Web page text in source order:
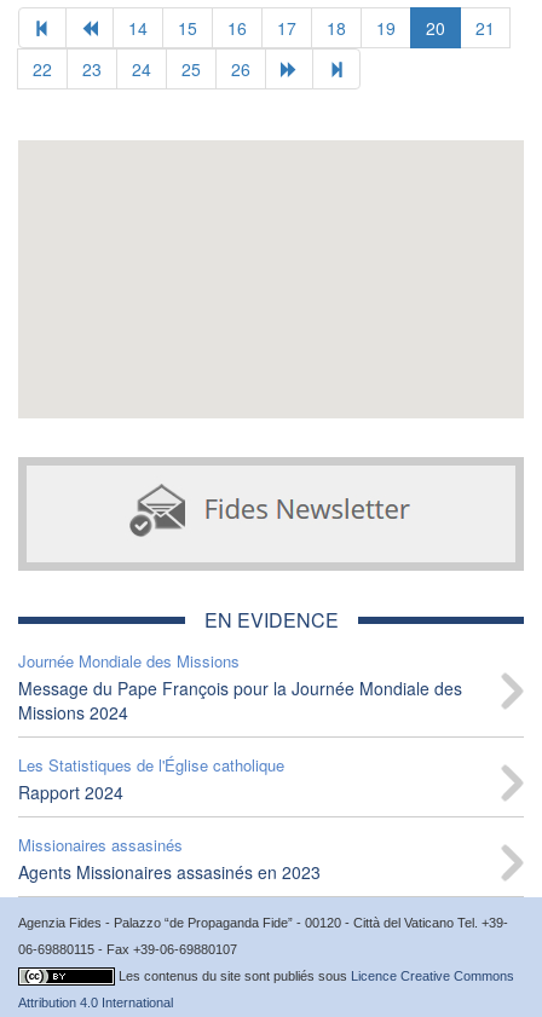
14 15 16 17 18 19 20
21
22
23 24 25 26
EN EVIDENCE
Journée Mondiale des Missions
Message du Pape François pour la Journée Mondiale des
Missions 2024
Les Statistiques de l'Église catholique
Rapport 2024
Missionaires assasinés
Agents Missionaires assasinés en 2023
Agenzia Fides - Palazzo “de Propaganda Fide” - 00120 - Città del Vaticano Tel. +39-
06-69880115 - Fax +39-06-69880107
Les contenus du site sont publiés sous Licence Creative Commons
Attribution 4.0 International